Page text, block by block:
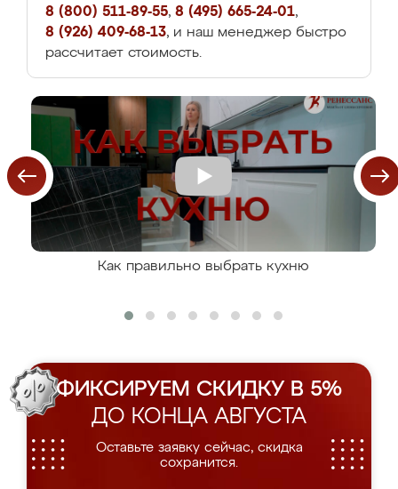
8 (800) 511-89-55, 8 (495) 665-24-01,
8 (926) 409-68-13, и наш менеджер быстро
рассчитает стоимость.
Как правильно выбрать кухню
ФИКСИРУЕМ СКИДКУ В 5%
ДО КОНЦА АВГУСТА
Оставьте заявку сейчас, скидка
сохранится.